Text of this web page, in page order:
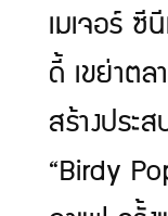
เมเจอร์
ดี้ เขย่าตล
สร้างประ
“Birdy